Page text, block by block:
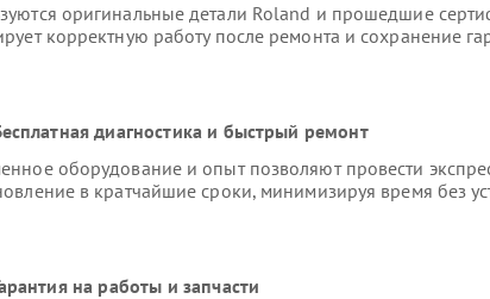
оригинальные детали Roland и прошедшие
корректную работу после ремонта и сохранение
диагностика и быстрый ремонт
оборудование и опыт позволяют провести
в кратчайшие сроки, минимизируя время без
на работы и запчасти